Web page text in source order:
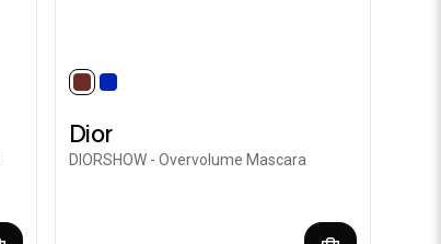
selected
Dior
DIORSHOW - Overvolume Mascara